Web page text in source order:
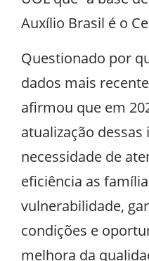
Auxílio Brasil é o
Questionado por
dados mais
afirmou que em
atualização
necessidade de
eficiência as
vulnerabilidade,
condições e
melhora da